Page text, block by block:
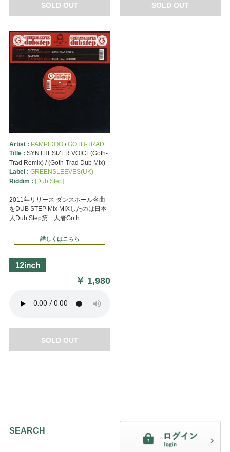
SOLD OUT SOLD OUT
Artist : PAMPIDOO/GOTH-TRAD
Title : SYNTHESIZER VOICE(Goth-
Trad Remix) / (Goth-Trad Dub Mix)
Label : GREENSLEEVES(UK)
Riddim : [Dub Step]
2011年リリース ダンスホール名曲
をDUB STEP Mix MIXしたのは日本
人Dub Step第一人者Goth ...
詳しくはこちら
￥ 1,980
SOLD OUT
SEARCH